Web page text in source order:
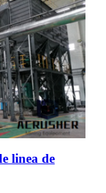
linea de